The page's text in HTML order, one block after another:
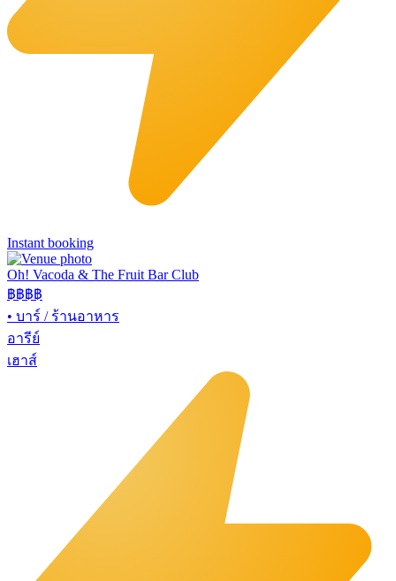
Instant booking
Oh! Vacoda & The Fruit Bar Club
฿฿฿฿
• บาร์ / ร้านอาหาร
อารีย์
เฮาส์